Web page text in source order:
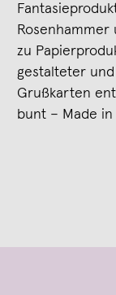
Rosenhammer
zu
gestalteter
Grußkarten
bunt – Made in